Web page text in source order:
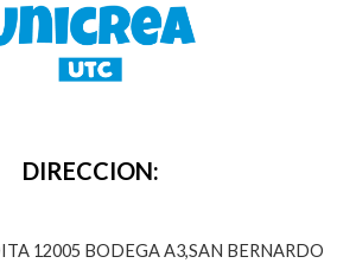
DIRECCION:
12005 BODEGA A3,SAN BERNARDO